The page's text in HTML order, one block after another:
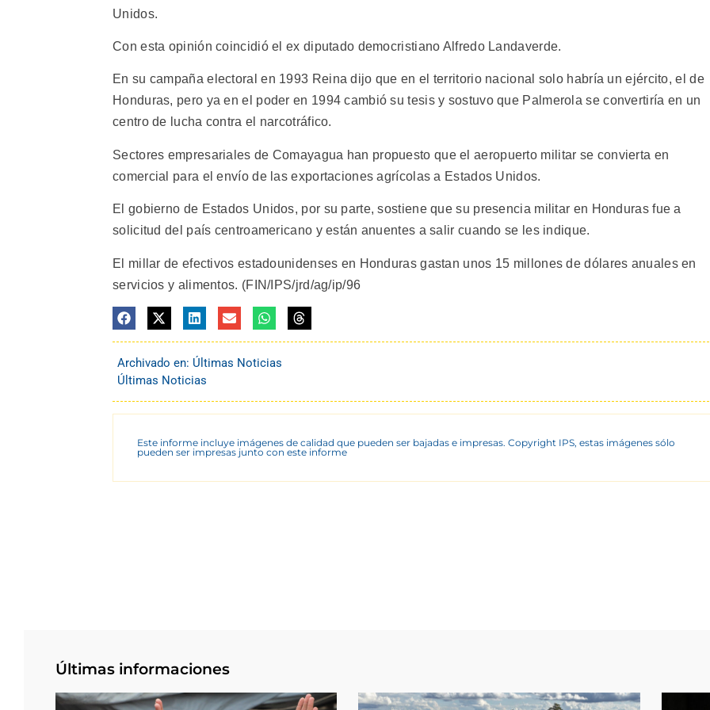
Unidos.
Con esta opinión coincidió el ex diputado democristiano Alfredo Landaverde.
En su campaña electoral en 1993 Reina dijo que en el territorio nacional solo habría un ejército, el de
Honduras, pero ya en el poder en 1994 cambió su tesis y sostuvo que Palmerola se convertiría en un
centro de lucha contra el narcotráfico.
Sectores empresariales de Comayagua han propuesto que el aeropuerto militar se convierta en
comercial para el envío de las exportaciones agrícolas a Estados Unidos.
El gobierno de Estados Unidos, por su parte, sostiene que su presencia militar en Honduras fue a
solicitud del país centroamericano y están anuentes a salir cuando se les indique.
El millar de efectivos estadounidenses en Honduras gastan unos 15 millones de dólares anuales en
servicios y alimentos. (FIN/IPS/jrd/ag/ip/96
Archivado en: Últimas Noticias
Últimas Noticias
Este informe incluye imágenes de calidad que pueden ser bajadas e impresas. Copyright IPS, estas imágenes sólo
pueden ser impresas junto con este informe
Últimas informaciones